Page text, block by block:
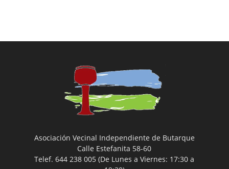
Asociación Vecinal Independiente de Butarque
Calle Estefanita 58-60
Telef. 644 238 005 (De Lunes a Viernes: 17:30 a